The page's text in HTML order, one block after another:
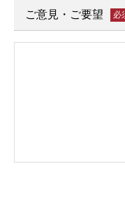
ご意見・ご要望 必